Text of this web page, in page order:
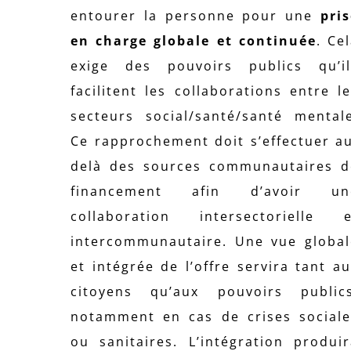
entourer la personne pour une
en charge globale et continuée.
exige des pouvoirs publics
facilitent les collaborations entre
secteurs social/santé/santé
Ce rapprochement doit s’effectuer
delà des sources communautaires
financement afin d’avoir
collaboration intersectorielle
intercommunautaire. Une vue
et intégrée de l’offre servira tant
citoyens qu’aux pouvoirs
notamment en cas de crises
ou sanitaires. L’intégration